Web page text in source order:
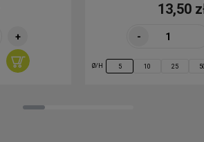
+
13,50
-
Ø/H 5 10 25